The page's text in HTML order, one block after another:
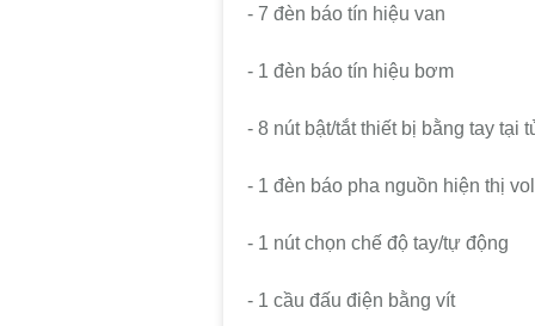
- 7 đèn báo tín hiệu van
- 1 đèn báo tín hiệu bơm
- 8 nút bật/tắt thiết bị bằng tay tại
- 1 đèn báo pha nguồn hiện thị
- 1 nút chọn chế độ tay/tự động
- 1 cầu đấu điện bằng vít